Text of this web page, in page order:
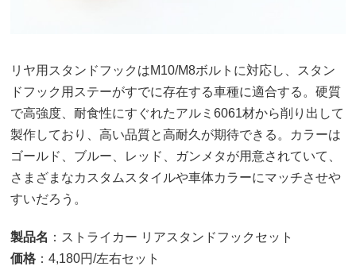
リヤ用スタンドフックはM10/M8ボルトに対応し、スタン
ドフック用ステーがすでに存在する車種に適合する。硬質
で高強度、耐食性にすぐれたアルミ6061材から削り出して
製作しており、高い品質と高耐久が期待できる。カラーは
ゴールド、ブルー、レッド、ガンメタが用意されていて、
さまざまなカスタムスタイルや車体カラーにマッチさせや
すいだろう。
製品名 ：ストライカー リアスタンドフックセット
価格 ：4,180円/左右セット